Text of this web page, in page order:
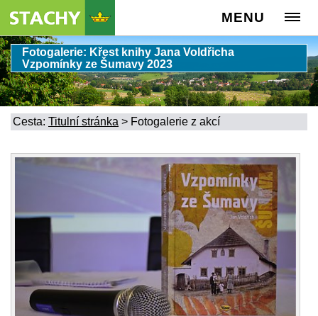
MENU
Fotogalerie: Křest knihy Jana Voldřicha
Vzpomínky ze Šumavy 2023
Cesta: Titulní stránka > Fotogalerie z akcí